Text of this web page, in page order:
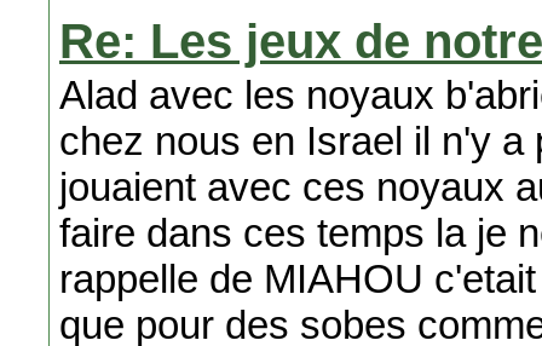
Re: Les jeux de
Alad avec les noyaux
chez nous en Israel il n'y
jouaient avec ces noyaux
faire dans ces temps la je
rappelle de MIAHOU
que pour des sobes